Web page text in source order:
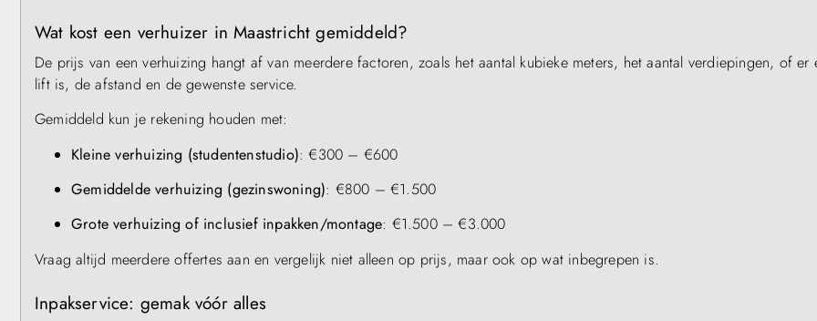
Wat kost een verhuizer in Maastricht gemiddeld?
De prijs van een verhuizing hangt af van meerdere factoren, zoals het aantal kubieke meters, het aantal verdiepingen, of er
lift is, de afstand en de gewenste service.
Gemiddeld kun je rekening houden met:
Kleine verhuizing (studentenstudio): €300 – €600
Gemiddelde verhuizing (gezinswoning): €800 – €1.500
Grote verhuizing of inclusief inpakken/montage: €1.500 – €3.000
Vraag altijd meerdere offertes aan en vergelijk niet alleen op prijs, maar ook op wat inbegrepen is.
Inpakservice: gemak vóór alles